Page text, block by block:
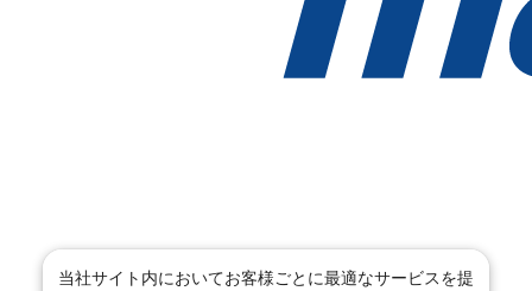
当社サイト内においてお客様ごとに最適なサービスを提